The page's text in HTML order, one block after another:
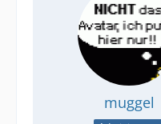
muggel